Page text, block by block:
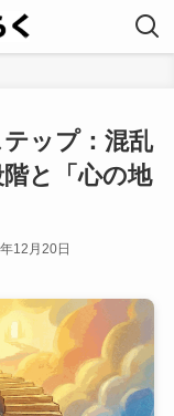
ップ：混乱
と「心の地
12月20日